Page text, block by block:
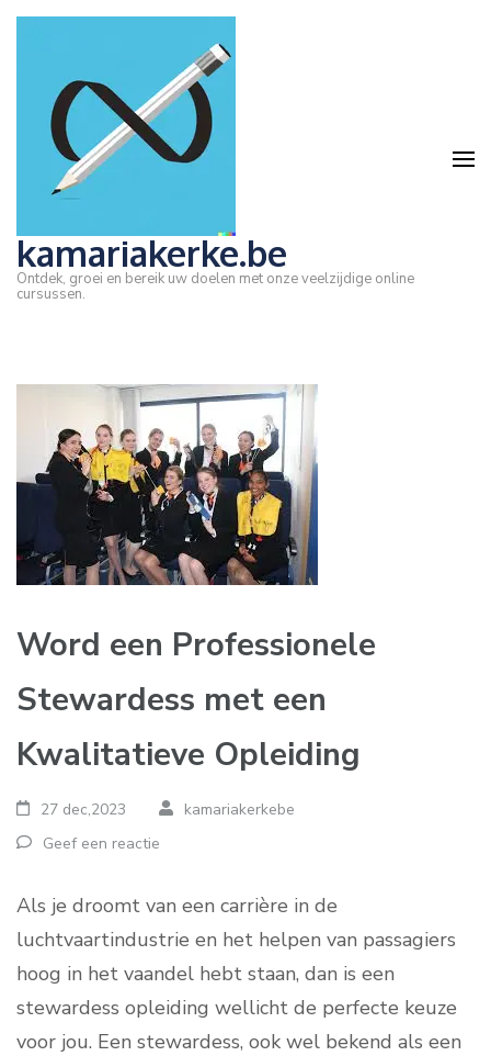
Ga
Enter)
kamariakerke.be
Ontdek, groei en bereik uw doelen met onze veelzijdige online
cursussen.
Word een Professionele
Stewardess met een
Kwalitatieve Opleiding
27 dec,2023
kamariakerkebe
Geef een reactie
Als je droomt van een carrière in de
luchtvaartindustrie en het helpen van passagiers
hoog in het vaandel hebt staan, dan is een
stewardess opleiding wellicht de perfecte keuze
voor jou. Een stewardess, ook wel bekend als een